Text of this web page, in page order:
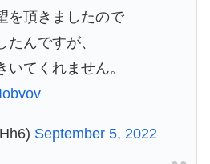
を頂きましたので
んですが、
てくれません。
September 5, 2022